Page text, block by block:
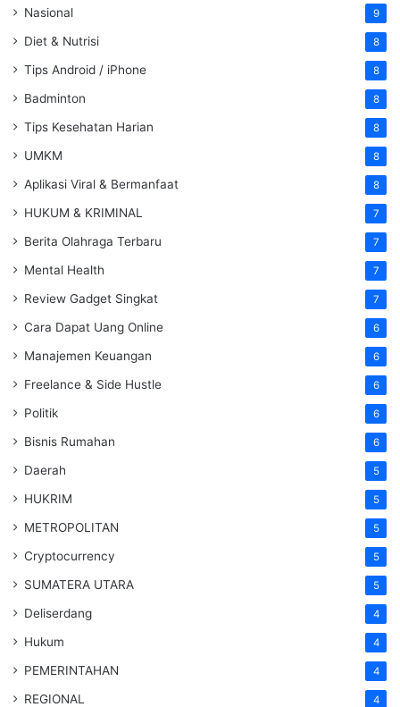
Nasional 9
Diet & Nutrisi 8
Tips Android / iPhone 8
Badminton 8
Tips Kesehatan Harian 8
UMKM 8
Aplikasi Viral & Bermanfaat 8
HUKUM & KRIMINAL 7
Berita Olahraga Terbaru 7
Mental Health 7
Review Gadget Singkat 7
Cara Dapat Uang Online 6
Manajemen Keuangan 6
Freelance & Side Hustle 6
Politik 6
Bisnis Rumahan 6
Daerah 5
HUKRIM 5
METROPOLITAN 5
Cryptocurrency 5
SUMATERA UTARA 5
Deliserdang 4
Hukum 4
PEMERINTAHAN 4
REGIONAL 4